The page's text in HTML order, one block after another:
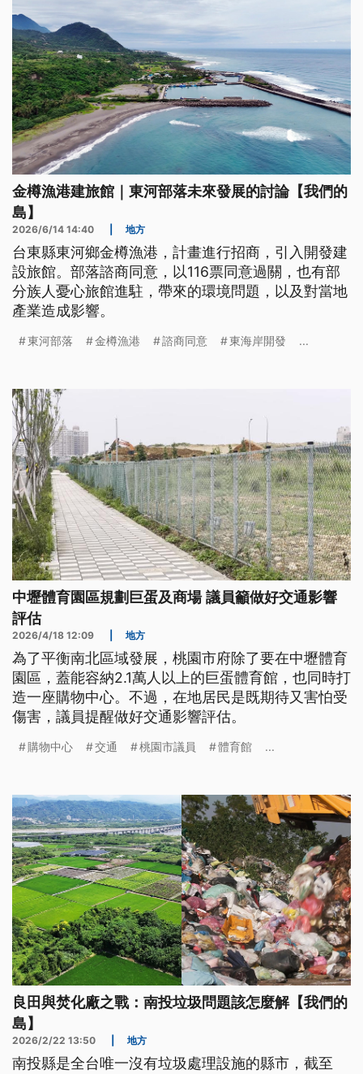
金樽漁港建旅館｜東河部落未來發展的討論【我們的
島】
2026/6/14 14:40 地方
台東縣東河鄉金樽漁港，計畫進行招商，引入開發建
設旅館。部落諮商同意，以116票同意過關，也有部
分族人憂心旅館進駐，帶來的環境問題，以及對當地
產業造成影響。
東河部落 金樽漁港 諮商同意 東海岸開發 ...
中壢體育園區規劃巨蛋及商場 議員籲做好交通影響
評估
2026/4/18 12:09 地方
為了平衡南北區域發展，桃園市府除了要在中壢體育
園區，蓋能容納2.1萬人以上的巨蛋體育館，也同時打
造一座購物中心。不過，在地居民是既期待又害怕受
傷害，議員提醒做好交通影響評估。
購物中心 交通 桃園市議員 體育館 ...
良田與焚化廠之戰：南投垃圾問題該怎麼解【我們的
島】
2026/2/22 13:50 地方
南投縣是全台唯一沒有垃圾處理設施的縣市，截至